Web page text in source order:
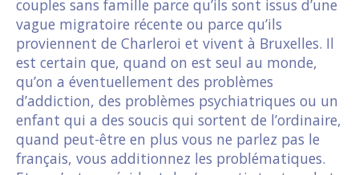
couples sans famille parce qu’ils sont issus d’une
vague migratoire récente ou parce qu’ils
proviennent de Charleroi et vivent à Bruxelles. Il
est certain que, quand on est seul au monde,
qu’on a éventuellement des problèmes
d’addiction, des problèmes psychiatriques ou un
enfant qui a des soucis qui sortent de l’ordinaire,
quand peut-être en plus vous ne parlez pas le
français, vous additionnez les problématiques.